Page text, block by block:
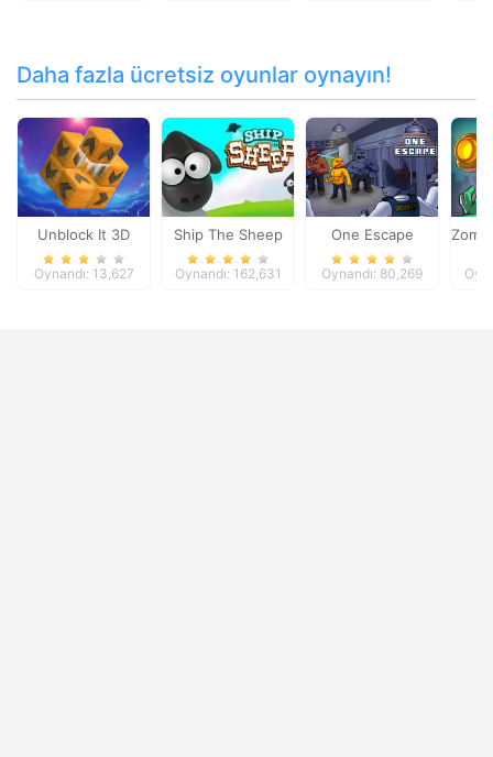
Daha fazla ücretsiz oyunlar oynayın!
Unblock It 3D
Oynandı: 13,627
Ship The Sheep
Oynandı: 162,631
One Escape
Oynandı: 80,269